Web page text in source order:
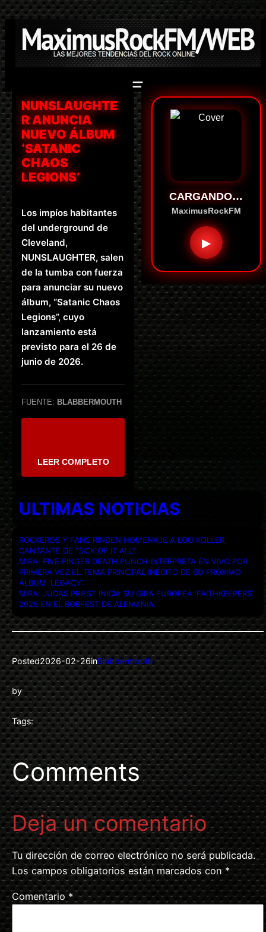
Saltar
al
contenido
NUNSLAUGHTE
R ANUNCIA
NUEVO ÁLBUM
‘SATANIC
CHAOS
LEGIONS’
Los impíos habitantes
del underground de
Cleveland,
NUNSLAUGHTER, salen
de la tumba con fuerza
para anunciar su nuevo
álbum, “Satanic Chaos
Legions”, cuyo
lanzamiento está
previsto para el 26 de
junio de 2026.
FUENTE: BLABBERMOUTH
LEER COMPLETO
CARGANDO…
MaximusRockFM
▶
ULTIMAS NOTICIAS
ROCKEROS Y FANS RINDEN HOMENAJE A LOU KOLLER,
CANTANTE DE “SICK OF IT ALL”.
MIRA: FIVE FINGER DEATH PUNCH INTERPRETA EN VIVO POR
PRIMERA VEZ EL TEMA PRINCIPAL INÉDITO DE SU PRÓXIMO
ÁLBUM ‘LEGACY’.
MIRA: JUDAS PRIEST INICIA SU GIRA EUROPEA ‘FAITHKEEPERS’
2026 EN EL BOBFEST DE ALEMANIA.
Posted2026-02-26inBlabbermouth
by
Tags:
Comments
Deja un comentario
Tu dirección de correo electrónico no será publicada.
Los campos obligatorios están marcados con *
Comentario *